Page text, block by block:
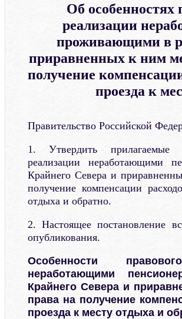
Об особенностях
реализации
проживающими в
приравненных к ним
получение
проезда к
Правительство Российской
1. Утвердить прилагаемые
реализации неработающими
Крайнего Севера и
получение компенсации
отдыха и обратно.
2. Настоящее постановление
опубликования.
Особенности
неработающими
Крайнего Севера и
права на получение
проезда к месту отдыха и